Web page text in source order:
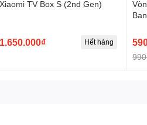
được làm từ chất liệu nhựa ABS
Xiaomi TV Box S (2nd Gen)
1.650.000₫ Hết hàng